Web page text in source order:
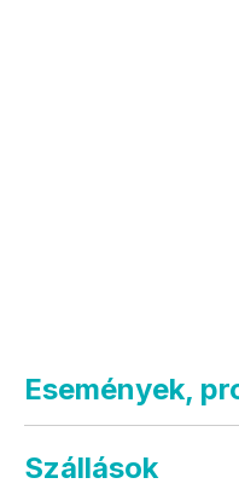
Események,
Szállások